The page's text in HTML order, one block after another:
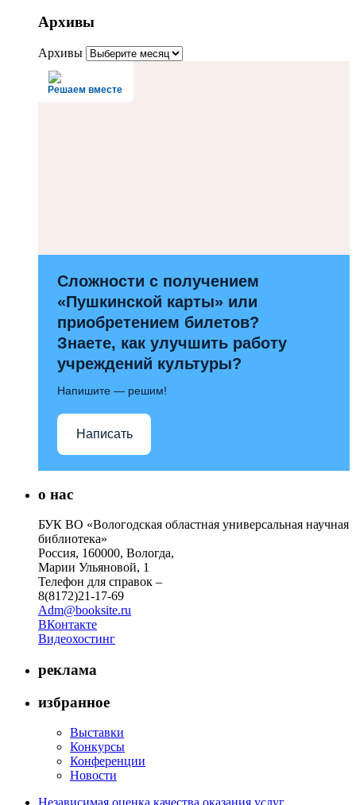
Архивы
Архивы
Решаем вместе
Сложности с получением
«Пушкинской карты» или
приобретением билетов?
Знаете, как улучшить работу
учреждений культуры?
Напишите — решим!
Написать
о нас
БУК ВО «Вологодская областная универсальная научная
библиотека»
Россия, 160000, Вологда,
Марии Ульяновой, 1
Телефон для справок –
8(8172)21-17-69
Adm@booksite.ru
ВКонтакте
Видеохостинг
реклама
избранное
Выставки
Конкурсы
Конференции
Новости